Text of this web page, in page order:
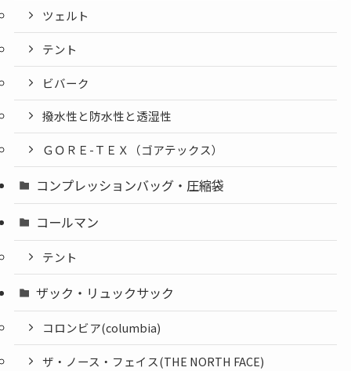
ツェルト
テント
ビバーク
撥水性と防水性と透湿性
ＧＯＲＥ-ＴＥＸ（ゴアテックス）
コンプレッションバッグ・圧縮袋
コールマン
テント
ザック・リュックサック
コロンビア(columbia)
ザ・ノース・フェイス(THE NORTH FACE)